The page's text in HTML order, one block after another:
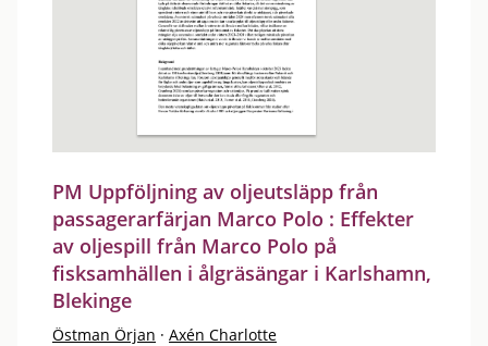
PM Uppföljning av oljeutsläpp från
passagerarfärjan Marco Polo : Effekter
av oljespill från Marco Polo på
fisksamhällen i ålgräsängar i Karlshamn,
Blekinge
Östman Örjan · Axén Charlotte